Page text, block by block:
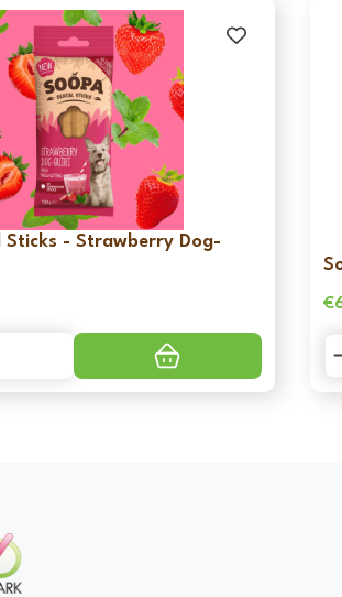
Sticks - Strawberry Dog-
€